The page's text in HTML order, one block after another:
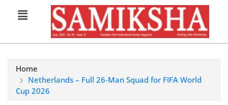
Home
Netherlands – Full 26‑Man Squad for FIFA World
Cup 2026